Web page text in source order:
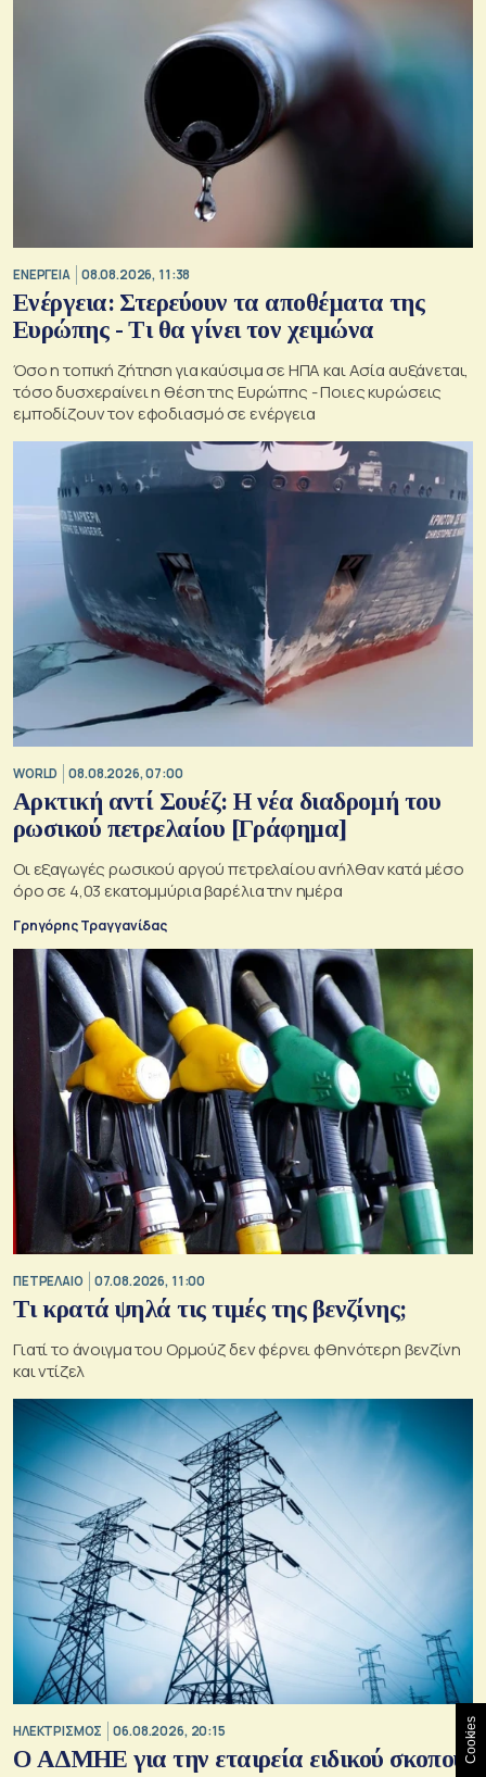
ΕΝΕΡΓΕΙΑ 08.08.2026, 11:38
Ενέργεια: Στερεύουν τα αποθέματα της
Ευρώπης - Τι θα γίνει τον χειμώνα
Όσο η τοπική ζήτηση για καύσιμα σε ΗΠΑ και Ασία αυξάνεται,
τόσο δυσχεραίνει η θέση της Ευρώπης - Ποιες κυρώσεις
εμποδίζουν τον εφοδιασμό σε ενέργεια
WORLD 08.08.2026, 07:00
Αρκτική αντί Σουέζ: Η νέα διαδρομή του
ρωσικού πετρελαίου [Γράφημα]
Οι εξαγωγές ρωσικού αργού πετρελαίου ανήλθαν κατά μέσο
όρο σε 4,03 εκατομμύρια βαρέλια την ημέρα
Γρηγόρης Τραγγανίδας
ΠΕΤΡΕΛΑΙΟ 07.08.2026, 11:00
Τι κρατά ψηλά τις τιμές της βενζίνης;
Γιατί το άνοιγμα του Ορμούζ δεν φέρνει φθηνότερη βενζίνη
και ντίζελ
ΗΛΕΚΤΡΙΣΜΟΣ 06.08.2026, 20:15
O ΑΔΜΗΕ για την εταιρεία ειδικού σκοπούCookies